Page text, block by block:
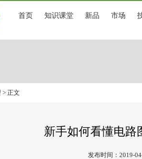
首页 知识课堂 新品 市场
> 正文
新手如何看懂电路
发布时间：2019-